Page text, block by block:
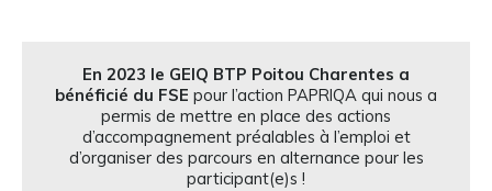
En 2023 le GEIQ BTP Poitou Charentes a
bénéficié du FSE pour l’action PAPRIQA qui nous a
permis de mettre en place des actions
d’accompagnement préalables à l’emploi et
d’organiser des parcours en alternance pour les
participant(e)s !